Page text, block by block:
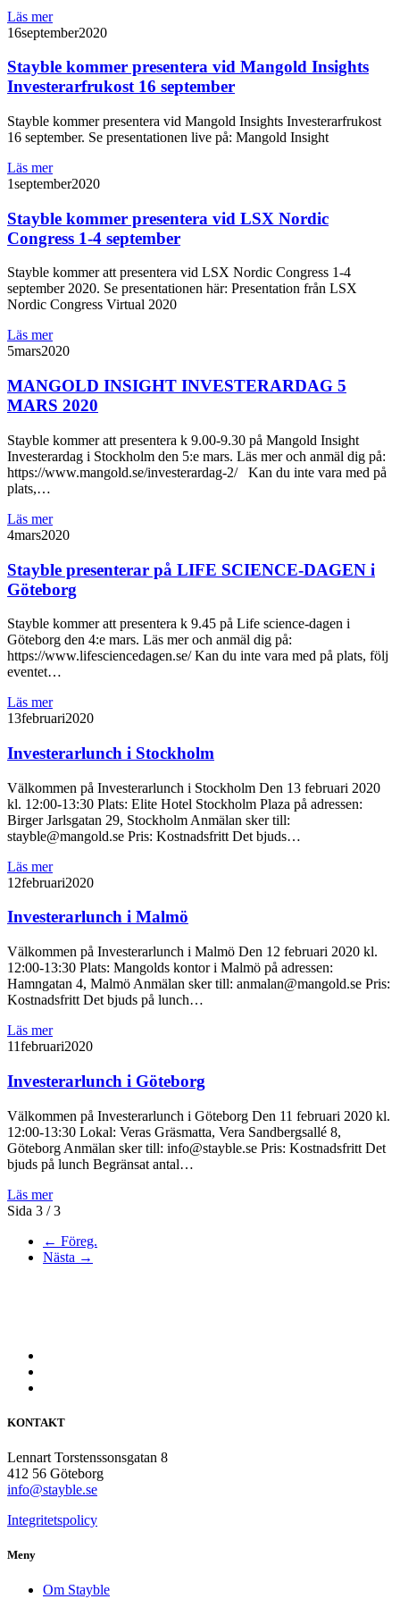
Läs mer
16september2020
Stayble kommer presentera vid Mangold Insights
Investerarfrukost 16 september
Stayble kommer presentera vid Mangold Insights Investerarfrukost
16 september. Se presentationen live på: Mangold Insight
Läs mer
1september2020
Stayble kommer presentera vid LSX Nordic
Congress 1-4 september
Stayble kommer att presentera vid LSX Nordic Congress 1-4
september 2020. Se presentationen här: Presentation från LSX
Nordic Congress Virtual 2020
Läs mer
5mars2020
MANGOLD INSIGHT INVESTERARDAG 5
MARS 2020
Stayble kommer att presentera k 9.00-9.30 på Mangold Insight
Investerardag i Stockholm den 5:e mars. Läs mer och anmäl dig på:
https://www.mangold.se/investerardag-2/ Kan du inte vara med på
plats,…
Läs mer
4mars2020
Stayble presenterar på LIFE SCIENCE-DAGEN i
Göteborg
Stayble kommer att presentera k 9.45 på Life science-dagen i
Göteborg den 4:e mars. Läs mer och anmäl dig på:
https://www.lifesciencedagen.se/ Kan du inte vara med på plats, följ
eventet…
Läs mer
13februari2020
Investerarlunch i Stockholm
Välkommen på Investerarlunch i Stockholm Den 13 februari 2020
kl. 12:00-13:30 Plats: Elite Hotel Stockholm Plaza på adressen:
Birger Jarlsgatan 29, Stockholm Anmälan sker till:
stayble@mangold.se Pris: Kostnadsfritt Det bjuds…
Läs mer
12februari2020
Investerarlunch i Malmö
Välkommen på Investerarlunch i Malmö Den 12 februari 2020 kl.
12:00-13:30 Plats: Mangolds kontor i Malmö på adressen:
Hamngatan 4, Malmö Anmälan sker till: anmalan@mangold.se Pris:
Kostnadsfritt Det bjuds på lunch…
Läs mer
11februari2020
Investerarlunch i Göteborg
Välkommen på Investerarlunch i Göteborg Den 11 februari 2020 kl.
12:00-13:30 Lokal: Veras Gräsmatta, Vera Sandbergsallé 8,
Göteborg Anmälan sker till: info@stayble.se Pris: Kostnadsfritt Det
bjuds på lunch Begränsat antal…
Läs mer
Sida 3 / 3
← Föreg.
Nästa →
KONTAKT
Lennart Torstenssonsgatan 8
412 56 Göteborg
info@stayble.se
Integritetspolicy
Meny
Om Stayble